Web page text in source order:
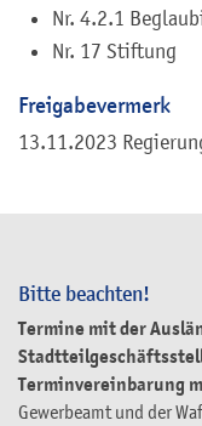
Bitte beachten!
Termine mit der
Terminvereinbarung
Gewerbeamt und der
Nr. 4.2.1
Nr. 17 Stiftung
Freigabevermerk
13.11.2023